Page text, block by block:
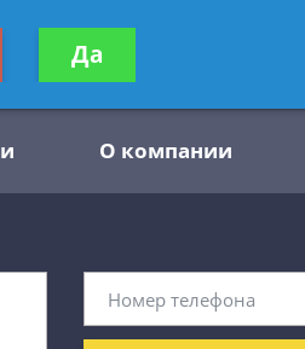
консультацию
бесплатно
О компании
Да